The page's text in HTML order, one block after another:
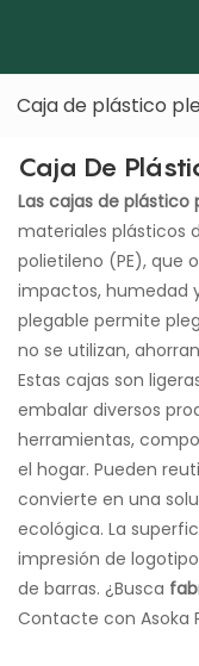
Caja de plástico
Caja De
Las cajas de plástico
materiales plásticos
polietileno (PE), que
impactos, humedad
plegable permite
no se utilizan,
Estas cajas son
embalar diversos
herramientas,
el hogar. Pueden
convierte en una
ecológica. La
impresión de
de barras. ¿Busca
Contacte con Asoka